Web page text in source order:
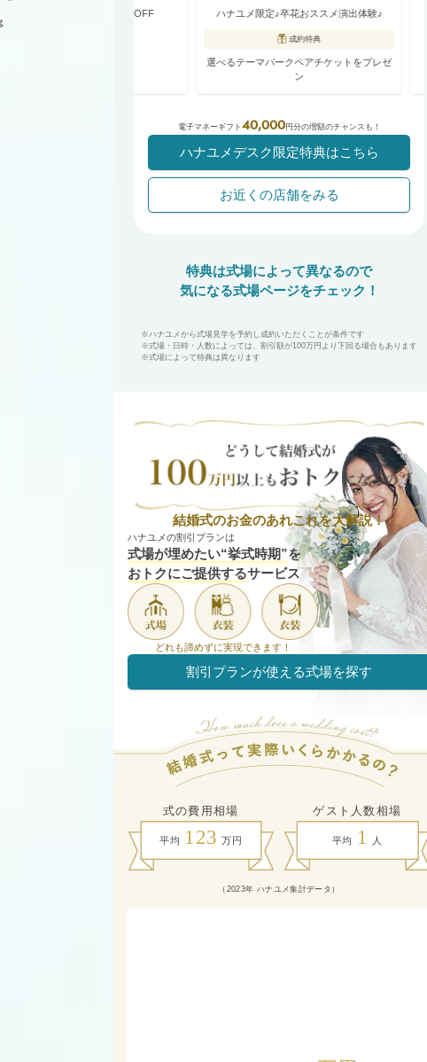
ウェディングドレス10万円OFF ハナユメ限定♪卒花おススメ演出体験♪
成約特典
選べるテーマパークペアチケットをプレゼ
電子マネーギフト 40,000円分の増額のチャンスも！
ハナユメデスク限定特典はこちら
お近くの店舗をみる
特典は式場によって異なるので
気になる式場ページをチェック！
※ハナユメから式場見学を予約し成約いただくことが条件です
※式場・日時・人数によっては、割引額が100万円より下回る場合もあります
※式場によって特典は異なります
どうして結婚式が100万円以上もおトクになるの？
結婚式のお金のあれこれを大解説！
ハナユメの割引プランは
式場が埋めたい“挙式時期”を
おトクにご提供するサービス
どれも諦めずに実現できます！
割引プランが使える式場を探す
式の費用相場
平均 123 万円
ゲスト人数相場
平均 1 人
（2023年 ハナユメ集計データ）